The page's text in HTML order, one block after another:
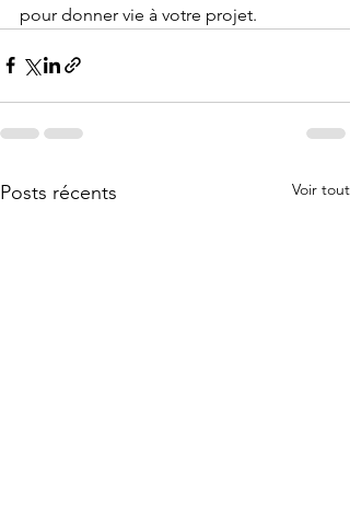
pour donner vie à votre projet.
Posts récents Voir tout